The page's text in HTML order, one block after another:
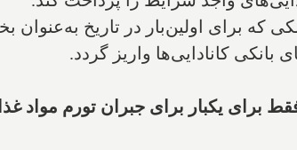
کانادایی‌ها واریز گردد.